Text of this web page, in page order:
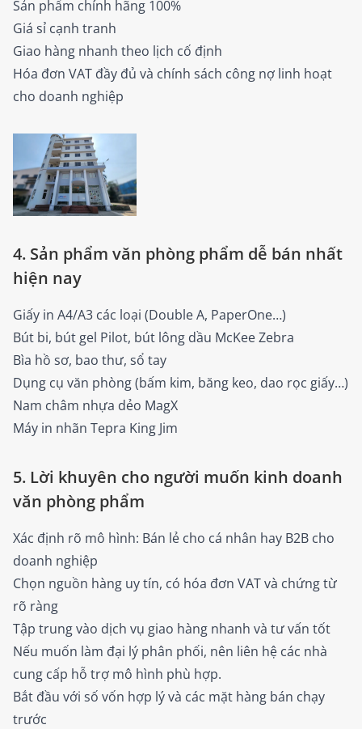
Sản phẩm chính hãng 100%
Giá sỉ cạnh tranh
Giao hàng nhanh theo lịch cố định
Hóa đơn VAT đầy đủ và chính sách công nợ linh hoạt
cho doanh nghiệp
4. Sản phẩm văn phòng phẩm dễ bán nhất
hiện nay
Giấy in A4/A3 các loại (Double A, PaperOne…)
Bút bi, bút gel Pilot, bút lông dầu McKee Zebra
Bìa hồ sơ, bao thư, sổ tay
Dụng cụ văn phòng (bấm kim, băng keo, dao rọc giấy…)
Nam châm nhựa dẻo MagX
Máy in nhãn Tepra King Jim
5. Lời khuyên cho người muốn kinh doanh
văn phòng phẩm
Xác định rõ mô hình: Bán lẻ cho cá nhân hay B2B cho
doanh nghiệp
Chọn nguồn hàng uy tín, có hóa đơn VAT và chứng từ
rõ ràng
Tập trung vào dịch vụ giao hàng nhanh và tư vấn tốt
Nếu muốn làm đại lý phân phối, nên liên hệ các nhà
cung cấp hỗ trợ mô hình phù hợp.
Bắt đầu với số vốn hợp lý và các mặt hàng bán chạy
trước